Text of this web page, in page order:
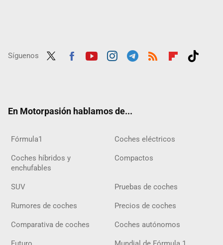
Síguenos
En Motorpasión hablamos de...
Fórmula1 Coches eléctricos
Coches híbridos y
enchufables
Compactos
SUV Pruebas de coches
Rumores de coches Precios de coches
Comparativa de coches Coches autónomos